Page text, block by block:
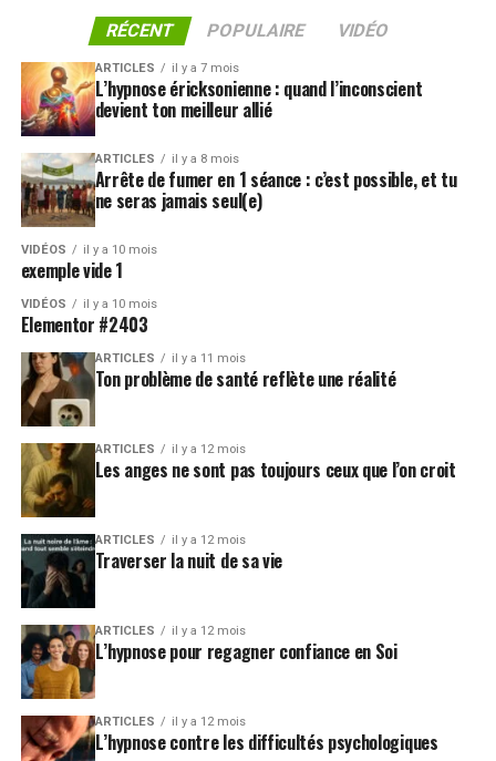
RÉCENT POPULAIRE VIDÉO
ARTICLES il y a 7 mois
L’hypnose éricksonienne : quand l’inconscient
devient ton meilleur allié
ARTICLES il y a 8 mois
Arrête de fumer en 1 séance : c’est possible, et tu
ne seras jamais seul(e)
VIDÉOS il y a 10 mois
exemple vide 1
VIDÉOS il y a 10 mois
Elementor #2403
ARTICLES il y a 11 mois
Ton problème de santé reflète une réalité
ARTICLES il y a 12 mois
Les anges ne sont pas toujours ceux que l’on croit
ARTICLES il y a 12 mois
Traverser la nuit de sa vie
ARTICLES il y a 12 mois
L’hypnose pour regagner confiance en Soi
ARTICLES il y a 12 mois
L’hypnose contre les difficultés psychologiques